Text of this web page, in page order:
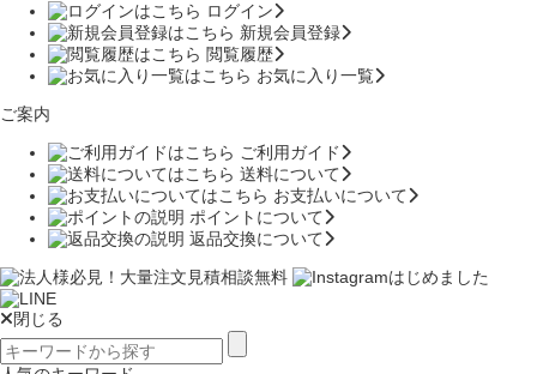
ログイン
新規会員登録
閲覧履歴
お気に入り一覧
ご案内
ご利用ガイド
送料について
お支払いについて
ポイントについて
返品交換について
閉じる